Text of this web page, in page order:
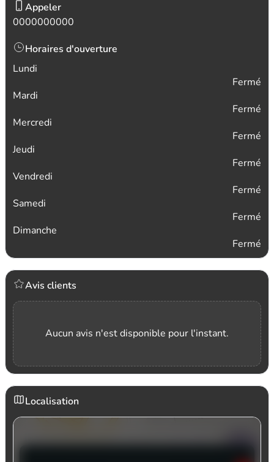
Appeler
0000000000
Horaires d'ouverture
Lundi
Fermé
Mardi
Fermé
Mercredi
Fermé
Jeudi
Fermé
Vendredi
Fermé
Samedi
Fermé
Dimanche
Fermé
Avis clients
Aucun avis n'est disponible pour l'instant.
Localisation